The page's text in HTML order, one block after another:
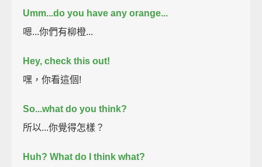
Umm...do you have any orange...
嗯...你們有柳橙...
Hey, check this out!
嘿，你看這個!
So...what do you think?
所以...你覺得怎樣？
Huh? What do I think what?